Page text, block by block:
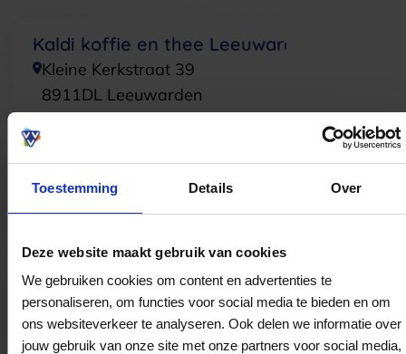
Toestemming Details Over
Deze website maakt gebruik van cookies
We gebruiken cookies om content en advertenties te
personaliseren, om functies voor social media te bieden en om
ons websiteverkeer te analyseren. Ook delen we informatie over
jouw gebruik van onze site met onze partners voor social media,
Kaldi koffie en thee Leeuwarden
Kleine Kerkstraat 39
8911DL Leeuwarden
Kaldi Emmen
Derksstraat 160-a
7811AJ Emmen
Kaldi Koffie & Thee
Popovstraat 70
8013RK Zwolle